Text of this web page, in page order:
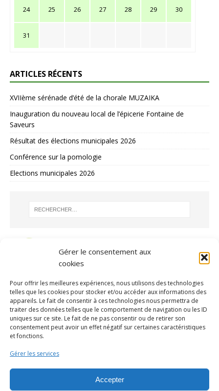
Gérer le consentement aux
cookies
Pour offrir les meilleures expériences, nous utilisons des technologies
telles que les cookies pour stocker et/ou accéder aux informations des
appareils. Le fait de consentir à ces technologies nous permettra de
traiter des données telles que le comportement de navigation ou les ID
uniques sur ce site. Le fait de ne pas consentir ou de retirer son
consentement peut avoir un effet négatif sur certaines caractéristiques
et fonctions.
Gérer les services
Accepter
24 25 26 27 28 29 30
31
ARTICLES RÉCENTS
XVIIème sérénade d’été de la chorale MUZAIKA
Inauguration du nouveau local de l’épicerie Fontaine de
Saveurs
Résultat des élections municipales 2026
Conférence sur la pomologie
Elections municipales 2026
ARCHIVES